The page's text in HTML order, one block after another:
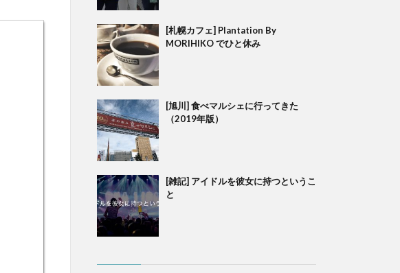
[札幌カフェ] Plantation By
MORIHIKO でひと休み
[旭川] 食べマルシェに行ってきた
（2019年版）
[雑記] アイドルを彼女に持つというこ
と